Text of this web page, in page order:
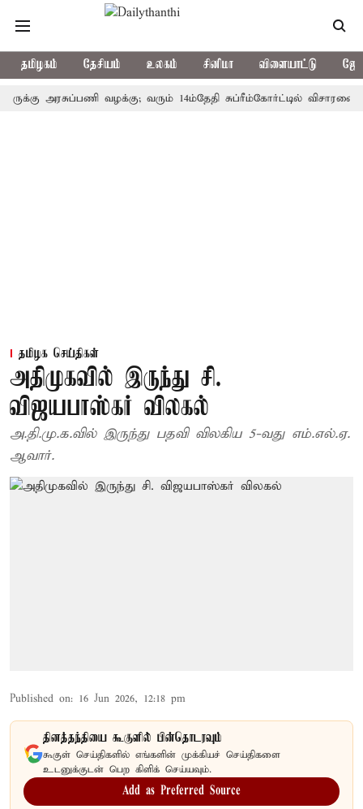
தமிழகம் தேசியம் உலகம் சினிமா விளையாட்டு
அரசுப்பணி வழக்கு; வரும் 14ம்தேதி சுப்ரீம்கோர்ட்டில் விசாரணை
தமிழக செய்திகள்
அதிமுகவில் இருந்து சி.
விஜயபாஸ்கர் விலகல்
அ.தி.மு.க.வில் இருந்து பதவி விலகிய 5-வது எம்.எல்.ஏ.
ஆவார்.
Published on: 16 Jun 2026, 12:18 pm
தினத்தந்தியை கூகுளில் பின்தொடரவும்
கூகுள் செய்திகளில் எங்களின் முக்கியச் செய்திகளை
உடனுக்குடன் பெற கிளிக் செய்யவும்.
Add as Preferred Source